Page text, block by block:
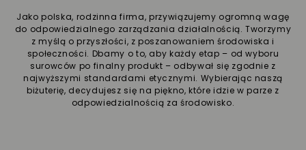
Jako polska, rodzinna firma, przywiązujemy ogromną wagę
do odpowiedzialnego zarządzania działalnością. Tworzymy
z myślą o przyszłości, z poszanowaniem środowiska i
społeczności. Dbamy o to, aby każdy etap – od wyboru
surowców po finalny produkt – odbywał się zgodnie z
najwyższymi standardami etycznymi. Wybierając naszą
biżuterię, decydujesz się na piękno, które idzie w parze z
odpowiedzialnością za środowisko.